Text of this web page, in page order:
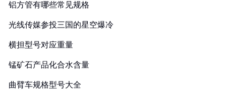
铝方管有哪些常见规格
光线传媒参投三国的星空爆冷
横担型号对应重量
锰矿石产品化合水含量
曲臂车规格型号大全